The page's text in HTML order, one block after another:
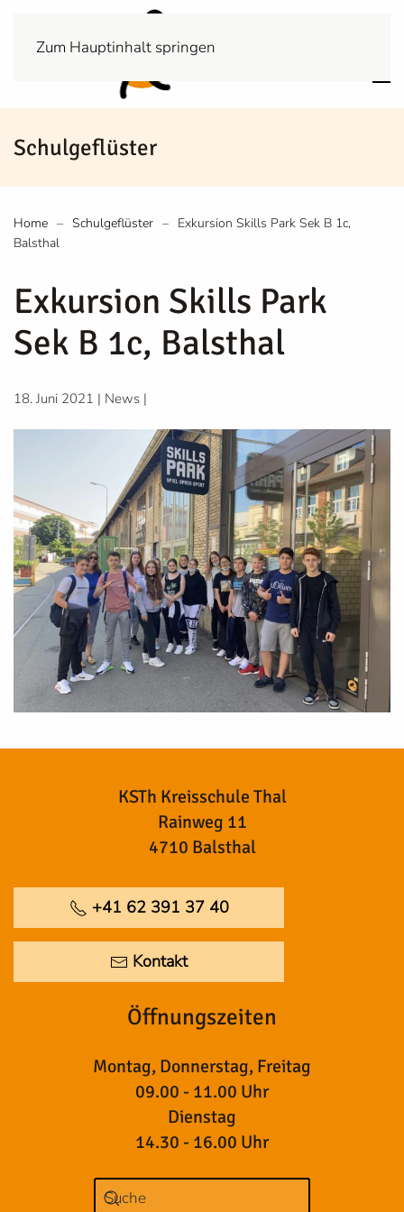
Zum Hauptinhalt springen
Schulgeflüster
Home Schulgeflüster
Exkursion Skills Park Sek B 1c,
Balsthal
Exkursion Skills Park
Sek B 1c, Balsthal
18. Juni 2021 | News |
KSTh Kreisschule Thal
Rainweg 11
4710 Balsthal
+41 62 391 37 40
Kontakt
Öffnungszeiten
Montag, Donnerstag, Freitag
09.00 - 11.00 Uhr
Dienstag
14.30 - 16.00 Uhr